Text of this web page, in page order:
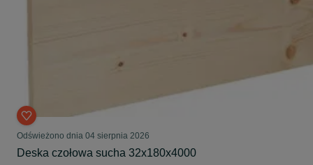
Odświeżono dnia 04 sierpnia 2026
Deska czołowa sucha 32x180x4000